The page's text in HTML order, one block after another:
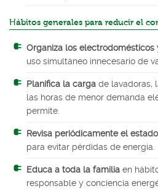
Hábitos generales para reducir el
Organiza los electrodomésticos
uso simultáneo innecesario de
Planifica la carga de lavadoras,
las horas de menor demanda
permite.
Revisa periódicamente el estado
para evitar pérdidas de energía.
Educa a toda la familia en
responsable y conciencia